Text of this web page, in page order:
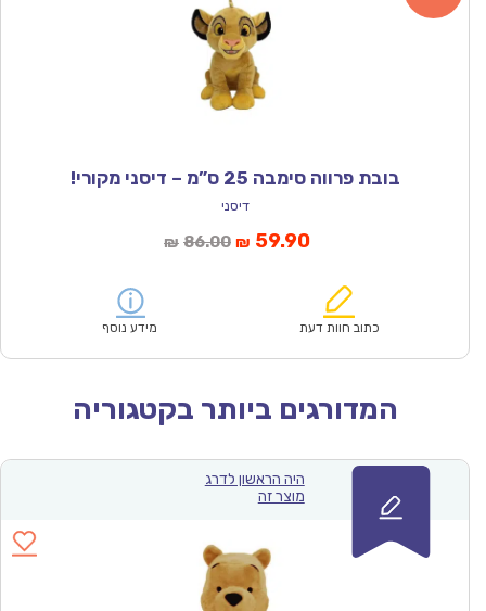
בובת פרווה סימבה 25 ס”מ – דיסני מקורי!
דיסני
₪ 86.00המחיר
₪86.00.
₪ 59.90המחיר
הוא:
כתוב חוות דעת מידע נוסף
המדורגים ביותר בקטגוריה
היה הראשון לדרג
מוצר זה